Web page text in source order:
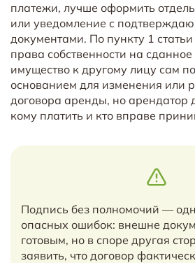
платежи, лучше оформить
или уведомление с
документами. По пункту 1
права собственности на
имущество к другому лицу сам
основанием для изменения или
договора аренды, но арендатор
кому платить и кто вправе
Подпись без полномочий —
опасных ошибок: внешне
готовым, но в споре другая
заявить, что договор